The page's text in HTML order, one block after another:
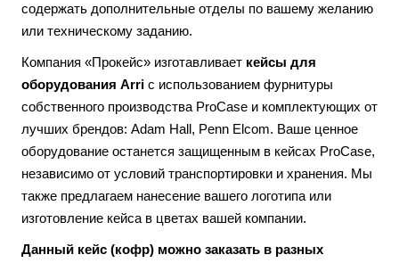
содержать дополнительные отделы по вашему желанию
или техническому заданию.
Компания «Прокейс» изготавливает кейсы для
оборудования Arri с использованием фурнитуры
собственного производства ProCase и комплектующих от
лучших брендов: Adam Hall, Penn Elcom. Ваше ценное
оборудование останется защищенным в кейсах ProCase,
независимо от условий транспортировки и хранения. Мы
также предлагаем нанесение вашего логотипа или
изготовление кейса в цветах вашей компании.
Данный кейс (кофр) можно заказать в разных